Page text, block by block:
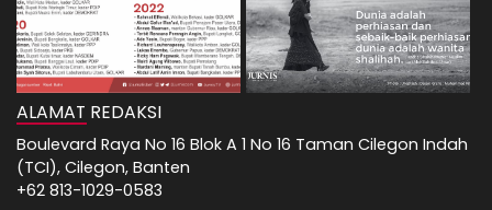
ALAMAT REDAKSI
Boulevard Raya No 16 Blok A 1 No 16 Taman Cilegon Indah
(TCI), Cilegon, Banten
+62 813-1029-0583